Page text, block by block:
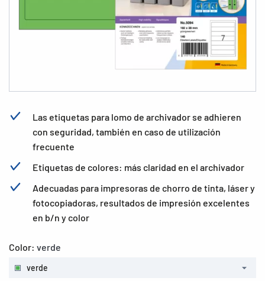
Las etiquetas para lomo de archivador se adhieren
con seguridad, también en caso de utilización
frecuente
Etiquetas de colores: más claridad en el archivador
Adecuadas para impresoras de chorro de tinta, láser y
fotocopiadoras, resultados de impresión excelentes
en b/n y color
Color: verde
verde